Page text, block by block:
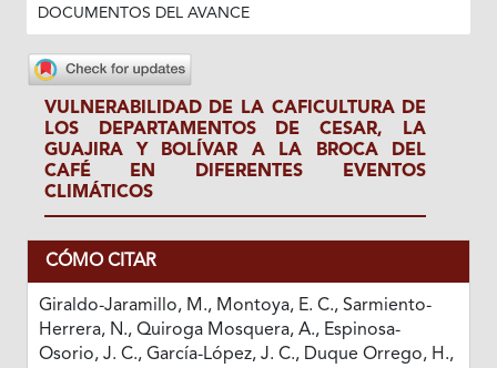
DOCUMENTOS DEL AVANCE
VULNERABILIDAD DE LA CAFICULTURA DE
LOS DEPARTAMENTOS DE CESAR, LA
GUAJIRA Y BOLÍVAR A LA BROCA DEL
CAFÉ EN DIFERENTES EVENTOS
CLIMÁTICOS
CÓMO CITAR
Giraldo-Jaramillo, M., Montoya, E. C., Sarmiento-
Herrera, N., Quiroga Mosquera, A., Espinosa-
Osorio, J. C., García-López, J. C., Duque Orrego, H.,